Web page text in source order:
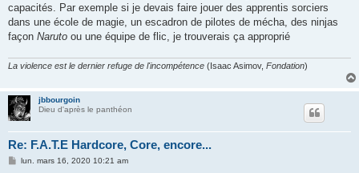
capacités. Par exemple si je devais faire jouer des apprentis sorciers
dans une école de magie, un escadron de pilotes de mécha, des ninjas
façon Naruto ou une équipe de flic, je trouverais ça approprié
La violence est le dernier refuge de l'incompétence (Isaac Asimov, Fondation)
jbbourgoin
Dieu d'après le panthéon
Re: F.A.T.E Hardcore, Core, encore...
Mlun. mars 16, 2020 10:21 am